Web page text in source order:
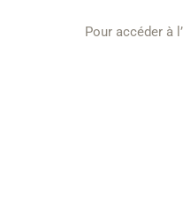
Pour accéder à